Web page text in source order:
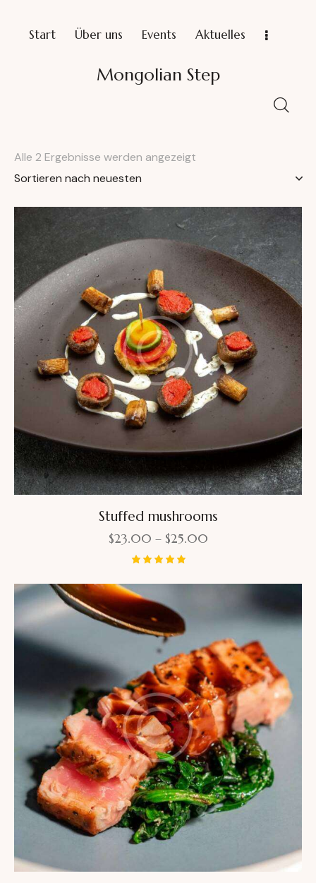
Start Über uns Events Aktuelles
Mongolian Step
Alle 2 Ergebnisse werden angezeigt
Stuffed mushrooms
$23.00 – $25.00
mit
5.00
von 5